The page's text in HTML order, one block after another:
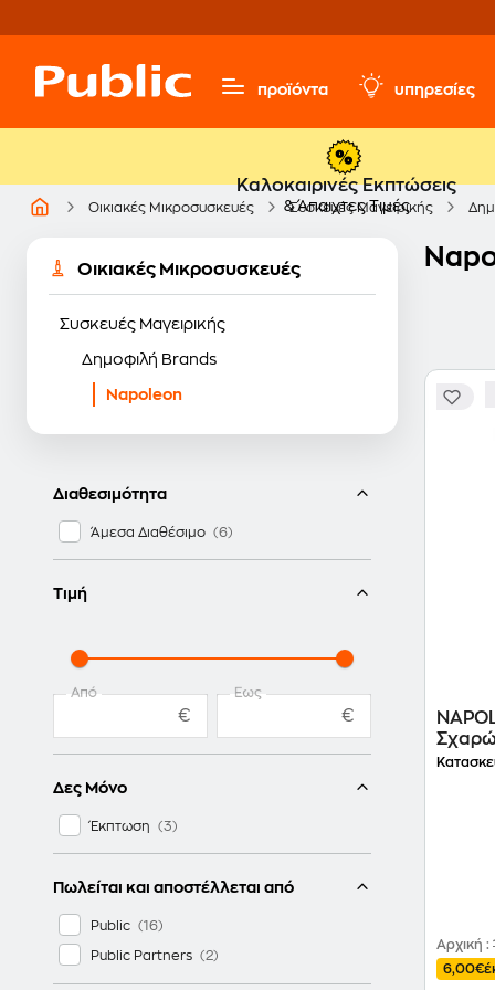
προϊόντα υπηρεσίες
Καλοκαιρινές Εκπτώσεις
& Άπαιχτες Τιμές
Οικιακές Μικροσυσκευές Συσκευές Μαγειρικής
Οικιακές Μικροσυσκευές
Συσκευές Μαγειρικής
Δημοφιλή Brands
Napoleon
Διαθεσιμότητα
Άμεσα Διαθέσιμο
Τιμή
Από
€
Έως
€
Δες Μόνο
Έκπτωση
Πωλείται και αποστέλλεται από
Public
Public Partners
Αρχική :
6,00€